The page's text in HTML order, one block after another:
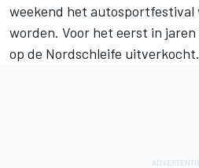
weekend het autosportfestival
worden. Voor het eerst in
op de Nordschleife uitverkocht.